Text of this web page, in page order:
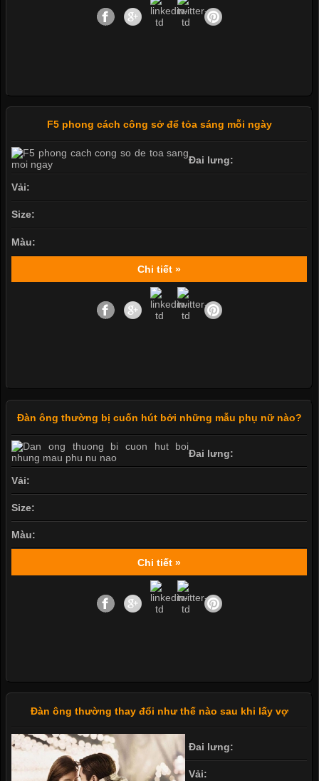
F5 phong cách công sở để tỏa sáng mỗi ngày
Đai lưng:
Vải:
Size:
Màu:
Chi tiết »
Đàn ông thường bị cuốn hút bởi những mẫu phụ nữ nào?
Đai lưng:
Vải:
Size:
Màu:
Chi tiết »
Đàn ông thường thay đổi như thế nào sau khi lấy vợ
Đai lưng:
Vải: